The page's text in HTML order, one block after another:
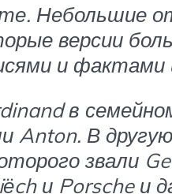
Небольшие
версии
и фактами
в
Anton. В
звали
и Porsche и